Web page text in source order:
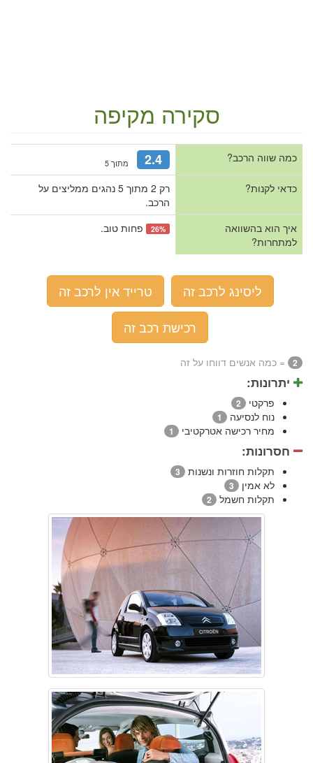
סקירה מקיפה
כמה שווה הרכב? 2.4 מתוך 5
כדאי לקנות?
רק 2 מתוך 5 נהגים ממליצים על
הרכב.
איך הוא בהשוואה
למתחרות?
26% פחות טוב.
ליסינג לרכב זה
טרייד אין לרכב זה
רכישת רכב זה
2 = כמה אנשים דווחו על זה
יתרונות:
פרקטי 2
נוח לנסיעה 1
מחיר רכישה אטרקטיבי 1
חסרונות:
תקלות חוזרות ונשנות 3
לא אמין 3
תקלות חשמל 2